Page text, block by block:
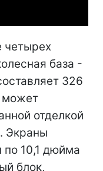
четырех
база -
326
может
отделкой
Экраны
10,1 дюйма
блок,